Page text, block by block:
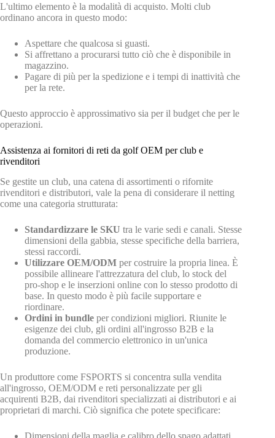
L'ultimo elemento è la modalità di acquisto. Molti club
ordinano ancora in questo modo:
Aspettare che qualcosa si guasti.
Si affrettano a procurarsi tutto ciò che è disponibile in
magazzino.
Pagare di più per la spedizione e i tempi di inattività che
per la rete.
Questo approccio è approssimativo sia per il budget che per le
operazioni.
Assistenza ai fornitori di reti da golf OEM per club e
rivenditori
Se gestite un club, una catena di assortimenti o rifornite
rivenditori e distributori, vale la pena di considerare il netting
come una categoria strutturata:
Standardizzare le SKU tra le varie sedi e canali. Stesse
dimensioni della gabbia, stesse specifiche della barriera,
stessi raccordi.
Utilizzare OEM/ODM per costruire la propria linea. È
possibile allineare l'attrezzatura del club, lo stock del
pro-shop e le inserzioni online con lo stesso prodotto di
base. In questo modo è più facile supportare e
riordinare.
Ordini in bundle per condizioni migliori. Riunite le
esigenze dei club, gli ordini all'ingrosso B2B e la
domanda del commercio elettronico in un'unica
produzione.
Un produttore come FSPORTS si concentra sulla vendita
all'ingrosso, OEM/ODM e reti personalizzate per gli
acquirenti B2B, dai rivenditori specializzati ai distributori e ai
proprietari di marchi. Ciò significa che potete specificare: